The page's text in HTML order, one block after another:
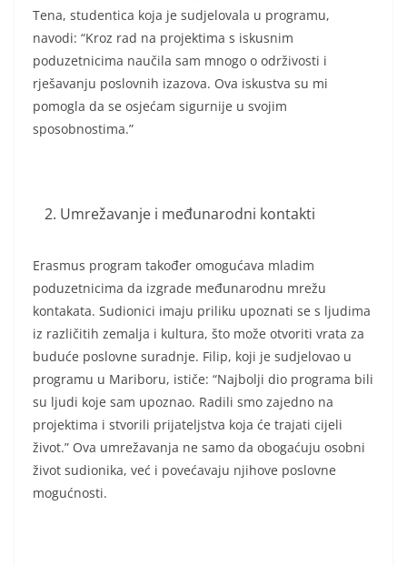
Tena, studentica koja je sudjelovala u programu,
navodi: “Kroz rad na projektima s iskusnim
poduzetnicima naučila sam mnogo o održivosti i
rješavanju poslovnih izazova. Ova iskustva su mi
pomogla da se osjećam sigurnije u svojim
sposobnostima.”
Umrežavanje i međunarodni kontakti
Erasmus program također omogućava mladim
poduzetnicima da izgrade međunarodnu mrežu
kontakata. Sudionici imaju priliku upoznati se s ljudima
iz različitih zemalja i kultura, što može otvoriti vrata za
buduće poslovne suradnje. Filip, koji je sudjelovao u
programu u Mariboru, ističe: “Najbolji dio programa bili
su ljudi koje sam upoznao. Radili smo zajedno na
projektima i stvorili prijateljstva koja će trajati cijeli
život.” Ova umrežavanja ne samo da obogaćuju osobni
život sudionika, već i povećavaju njihove poslovne
mogućnosti.